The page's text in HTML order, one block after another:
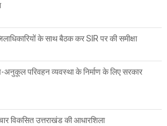
के साथ बैठक कर SIR पर की समीक्षा
अनुकूल परिवहन व्यवस्था के निर्माण के लिए सरकार
विकसित उत्तराखंड की आधारशिला